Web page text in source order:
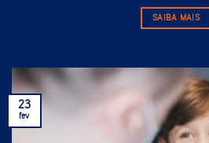
SAIBA MAIS
23
fev